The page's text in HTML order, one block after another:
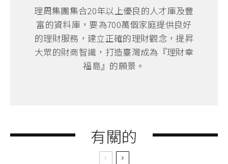
理周集團集合20年以上優良的人才庫及豐
富的資料庫，要為700萬個家庭提供良好
的理財服務，建立正確的理財觀念，提昇
大眾的財商智識，打造臺灣成為『理財幸
福島』的願景。
有關的